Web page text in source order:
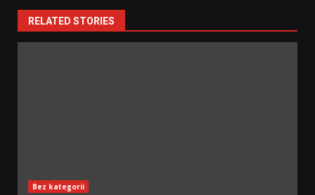
RELATED STORIES
Bez kategorii